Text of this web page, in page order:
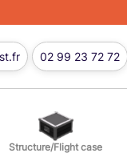
02 99 23 72 72
Structure/Flight case